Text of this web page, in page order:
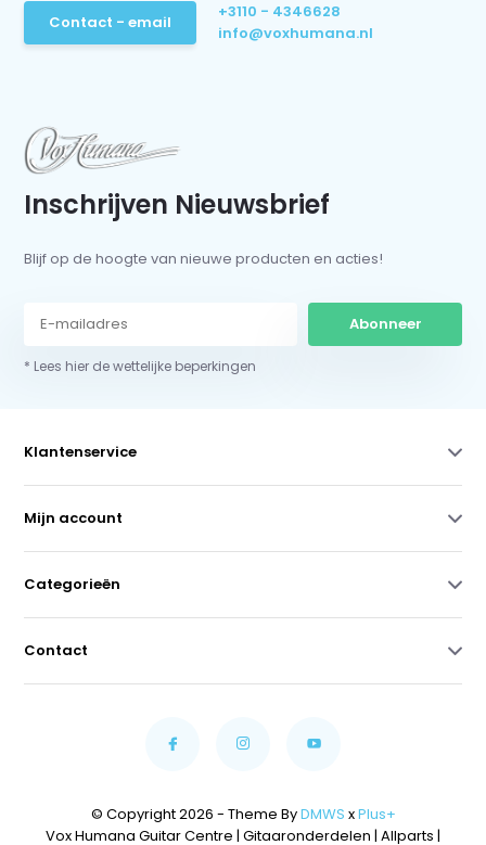
Contact - email
+3110 - 4346628
info@voxhumana.nl
Inschrijven Nieuwsbrief
Blijf op de hoogte van nieuwe producten en acties!
Abonneer
* Lees hier de wettelijke beperkingen
Klantenservice
Mijn account
Categorieën
Contact
© Copyright 2026 - Theme ByDMWS xPlus+
Vox Humana Guitar Centre | Gitaaronderdelen | Allparts |